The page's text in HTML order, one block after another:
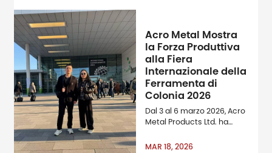
Acro Metal Mostra
la Forza Produttiva
alla Fiera
Internazionale della
Ferramenta di
Colonia 2026
Dal 3 al 6 marzo 2026, Acro
Metal Products Ltd. ha
espositore all'International
MAR 18, 2026